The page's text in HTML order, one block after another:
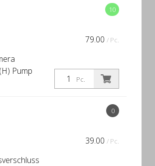
10
79.00 / Pc.
Pc.
Pump
0
39.00 / Pc.